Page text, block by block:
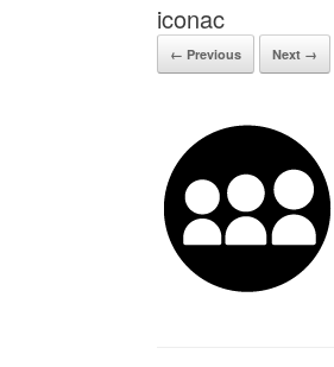
iconac
← Previous Next →